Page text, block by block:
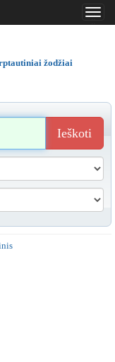
..
..
žodžiai
Ieškoti